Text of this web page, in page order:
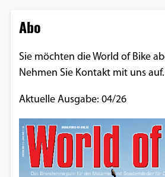
Abo
Sie möchten die World of Bike
Nehmen Sie Kontakt mit uns auf.
Aktuelle Ausgabe: 04/26